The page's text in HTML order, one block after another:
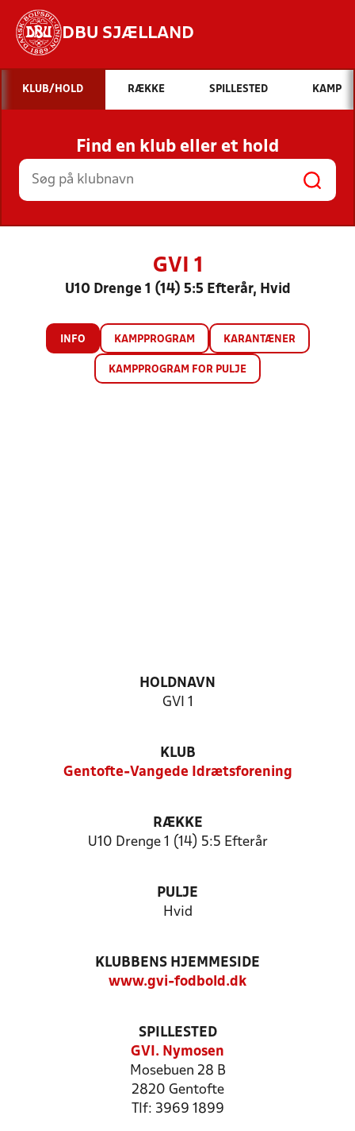
DBU SJÆLLAND
Hvad vil du søge efter?
INDHOLD OG NYHEDER
STILLINGER, RESULTATER, KLUBBER OG
HOLD
KLUB/HOLD RÆKKE SPILLESTED KAMP
Find en klub eller et hold
GVI 1
U10 Drenge 1 (14) 5:5 Efterår, Hvid
INFO KAMPPROGRAM KARANTÆNER
KAMPPROGRAM FOR PULJE
HOLDNAVN
GVI 1
KLUB
Gentofte-Vangede Idrætsforening
RÆKKE
U10 Drenge 1 (14) 5:5 Efterår
PULJE
Hvid
KLUBBENS HJEMMESIDE
www.gvi-fodbold.dk
SPILLESTED
GVI. Nymosen
Mosebuen 28 B
2820 Gentofte
Tlf: 3969 1899